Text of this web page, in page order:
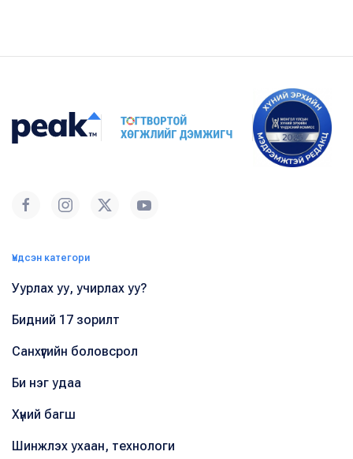
Үндсэн категори
Уурлах уу, учирлах уу?
Бидний 17 зорилт
Санхүүгийн боловсрол
Би нэг удаа
Хүний багш
Шинжлэх ухаан, технологи